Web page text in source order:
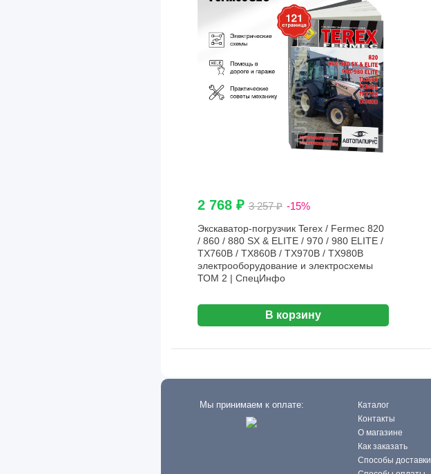
2 768 ₽3 257 ₽ -15%
Экскаватор-погрузчик Terex / Fermec 820
/ 860 / 880 SX & ELITE / 970 / 980 ELITE /
TX760B / TX860B / TX970B / TX980B
электрооборудование и электросхемы
ТОМ 2 | СпецИнфо
В корзину
Мы принимаем к оплате:
Каталог
Контакты
О магазине
Как заказать
Способы доставки